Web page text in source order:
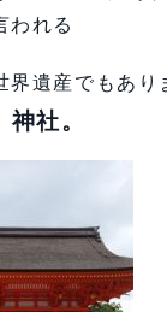
われる
界遺産でもあり
神社。